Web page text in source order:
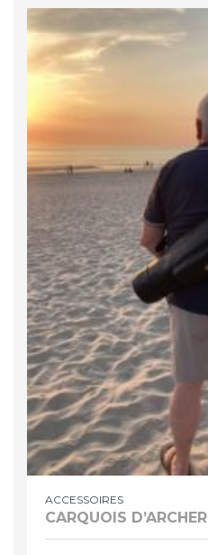
ACCESSOIRES
CARQUOIS D’ARCHER